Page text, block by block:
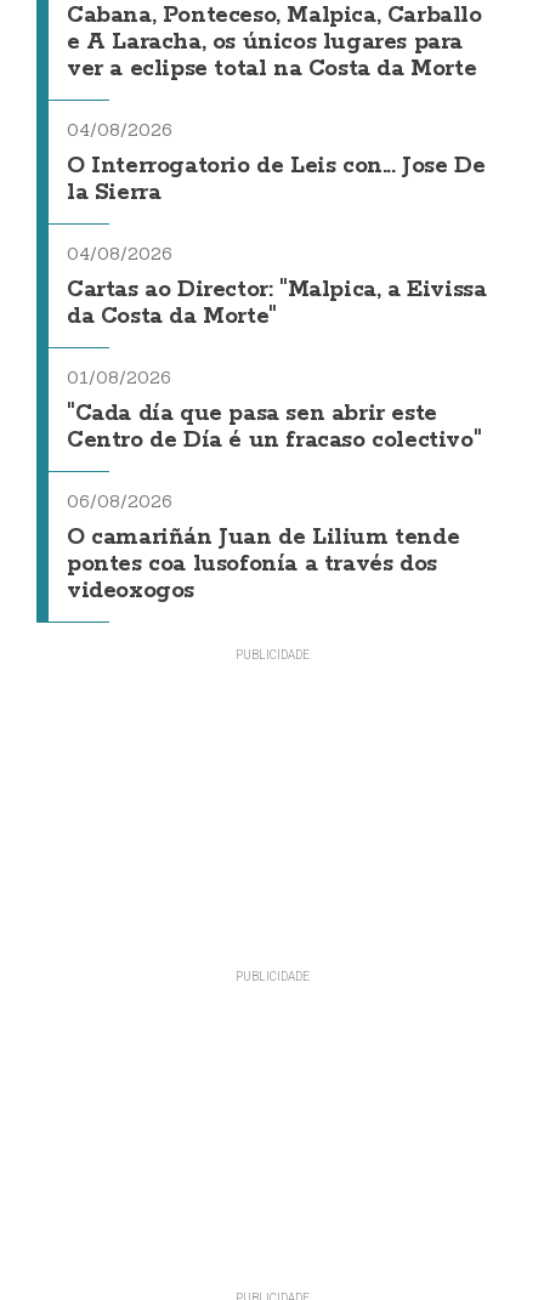
Cabana, Ponteceso, Malpica, Carballo
e A Laracha, os únicos lugares para
ver a eclipse total na Costa da Morte
04/08/2026
O Interrogatorio de Leis con... Jose De
la Sierra
04/08/2026
Cartas ao Director: "Malpica, a Eivissa
da Costa da Morte"
01/08/2026
"Cada día que pasa sen abrir este
Centro de Día é un fracaso colectivo"
06/08/2026
O camariñán Juan de Lilium tende
pontes coa lusofonía a través dos
videoxogos